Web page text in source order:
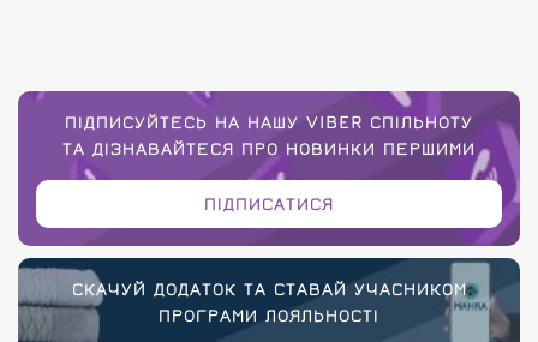
ПІДПИСУЙТЕСЬ НА НАШУ VIBER СПІЛЬНОТУ
ТА ДІЗНАВАЙТЕСЯ ПРО НОВИНКИ ПЕРШИМИ
ПІДПИСАТИСЯ
СКАЧУЙ ДОДАТОК ТА СТАВАЙ УЧАСНИКОМ
ПРОГРАМИ ЛОЯЛЬНОСТІ